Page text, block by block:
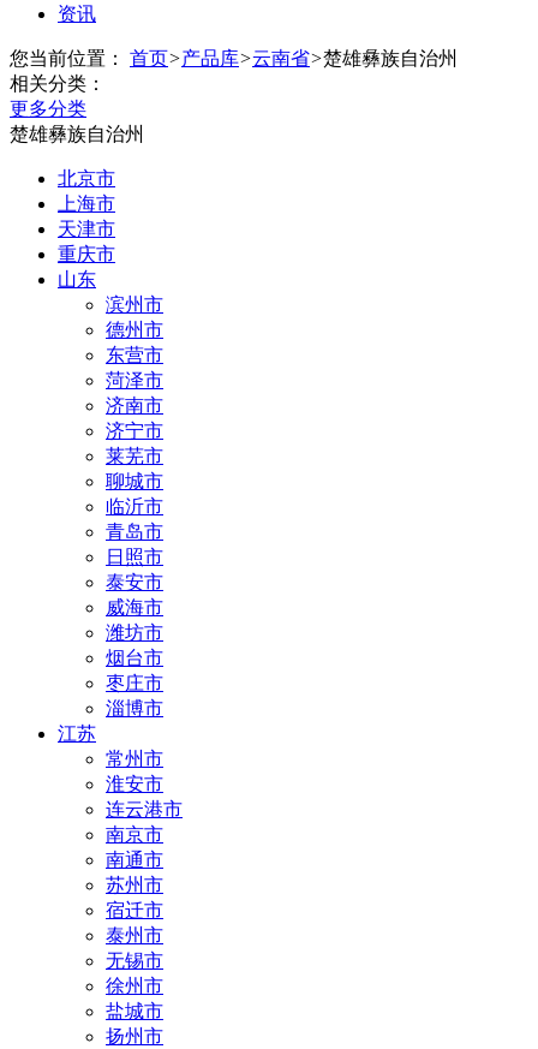
资讯
您当前位置： 首页>产品库>云南省>楚雄彝族自治州
相关分类：
更多分类
楚雄彝族自治州
北京市
上海市
天津市
重庆市
山东
滨州市
德州市
东营市
菏泽市
济南市
济宁市
莱芜市
聊城市
临沂市
青岛市
日照市
泰安市
威海市
潍坊市
烟台市
枣庄市
淄博市
江苏
常州市
淮安市
连云港市
南京市
南通市
苏州市
宿迁市
泰州市
无锡市
徐州市
盐城市
扬州市